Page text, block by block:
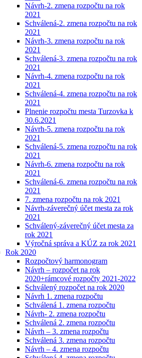
Návrh-2. zmena rozpočtu na rok
2021
Schválená-2. zmena rozpočtu na rok
2021
Návrh-3. zmena rozpočtu na rok
2021
Schválená-3. zmena rozpočtu na rok
2021
Návrh-4. zmena rozpočtu na rok
2021
Schválená-4. zmena rozpočtu na rok
2021
Plnenie rozpočtu mesta Turzovka k
30.6.2021
Návrh-5. zmena rozpočtu na rok
2021
Schválená-5. zmena rozpočtu na rok
2021
Návrh-6. zmena rozpočtu na rok
2021
Schválená-6. zmena rozpočtu na rok
2021
7. zmena rozpočtu na rok 2021
Návrh-záverečný účet mesta za rok
2021
Schválený-záverečný účet mesta za
rok 2021
Výročná správa a KÚZ za rok 2021
Rok 2020
Rozpočtový harmonogram
Návrh – rozpočet na rok
2020+rámcové rozpočty 2021-2022
Schválený rozpočet na rok 2020
Návrh 1. zmena rozpočtu
Schválená 1. zmena rozpočtu
Návrh- 2. zmena rozpočtu
Schválená 2. zmena rozpočtu
Návrh – 3. zmena rozpočtu
Schválená 3. zmena rozpočtu
Návrh – 4. zmena rozpočtu